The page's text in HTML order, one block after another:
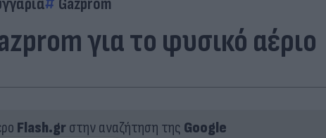
για το φυσικό αέριο
Flash.grστην αναζήτηση της Google